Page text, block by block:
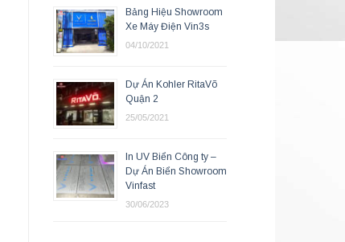
Bảng Hiệu Showroom
Xe Máy Điện Vin3s
04/10/2021
Dự Án Kohler RitaVõ
Quận 2
25/05/2021
In UV Biển Công ty –
Dự Án Biển Showroom
Vinfast
30/06/2023